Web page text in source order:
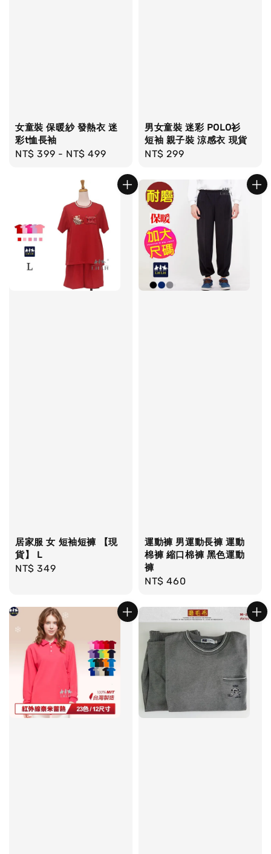
女童裝 保暖紗 發熱衣 迷
彩t恤長袖
Regular
NT$ 399 - NT$ 499
男女童裝 迷彩 POLO衫
短袖 親子裝 涼感衣 現貨
Regular
NT$ 299
居家服 女 短袖短褲 【現
貨】 L
Regular
NT$ 349
運動褲 男運動長褲 運動
棉褲 縮口棉褲 黑色運動
褲
Regular
NT$ 460